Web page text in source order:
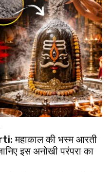
महाकाल की भस्म आरती
इस अनोखी परंपरा का